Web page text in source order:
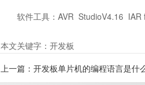
软件工具：AVR StudioV4.16 IAR
本文关键字：开发板
上一篇：开发板单片机的编程语言是什